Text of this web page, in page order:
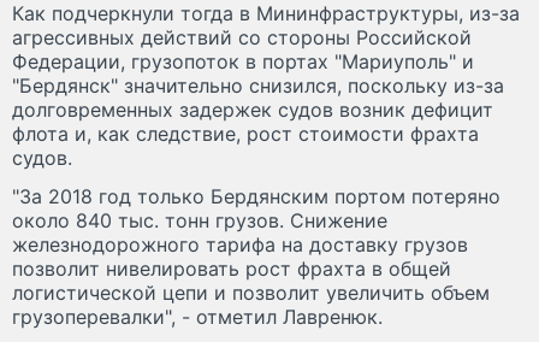
Как подчеркнули тогда в Мининфраструктуры, из-за
агрессивных действий со стороны Российской
Федерации, грузопоток в портах "Мариуполь" и
"Бердянск" значительно снизился, поскольку из-за
долговременных задержек судов возник дефицит
флота и, как следствие, рост стоимости фрахта
судов.
"За 2018 год только Бердянским портом потеряно
около 840 тыс. тонн грузов. Снижение
железнодорожного тарифа на доставку грузов
позволит нивелировать рост фрахта в общей
логистической цепи и позволит увеличить объем
грузоперевалки", - отметил Лавренюк.